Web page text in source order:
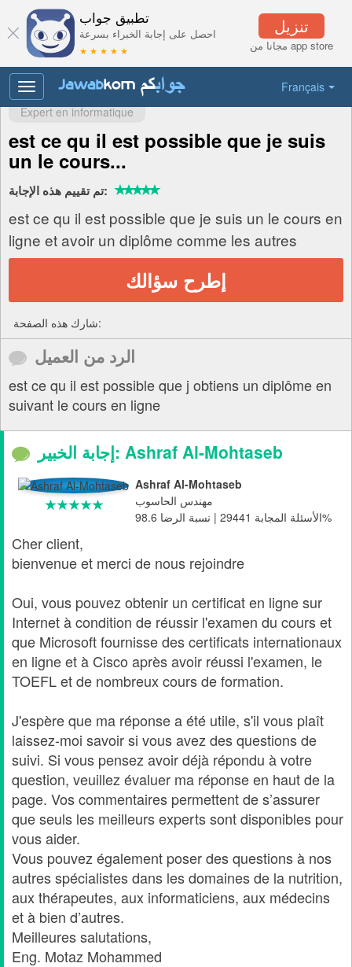
تنزيل
مجانا من app store
تطبيق جواب
احصل على إجابة الخبراء بسرعة
★ ★ ★ ★ ★
Français
Toggle
navigation
Expert en informatique
est ce qu il est possible que je suis
un le cours...
تم تقييم هذه الإجابة:
est ce qu il est possible que je suis un le cours en
ligne et avoir un diplôme comme les autres
إطرح سؤالك
شارك هذه الصفحة:
الرد من العميل
est ce qu il est possible que j obtiens un diplôme en
suivant le cours en ligne
إجابة الخبير: Ashraf Al-Mohtaseb
Ashraf Al-Mohtaseb
مهندس الحاسوب
الأسئلة المجابة 29441 | نسبة الرضا 98.6%
Cher client,
bienvenue et merci de nous rejoindre
Oui, vous pouvez obtenir un certificat en ligne sur
Internet à condition de réussir l'examen du cours et
que Microsoft fournisse des certificats internationaux
en ligne et à Cisco après avoir réussi l'examen, le
TOEFL et de nombreux cours de formation.
J'espère que ma réponse a été utile, s'il vous plaît
laissez-moi savoir si vous avez des questions de
suivi. Si vous pensez avoir déjà répondu à votre
question, veuillez évaluer ma réponse en haut de la
page. Vos commentaires permettent de s’assurer
que seuls les meilleurs experts sont disponibles pour
vous aider.
Vous pouvez également poser des questions à nos
autres spécialistes dans les domaines de la nutrition,
aux thérapeutes, aux informaticiens, aux médecins
et à bien d’autres.
Meilleures salutations,
Eng. Motaz Mohammed